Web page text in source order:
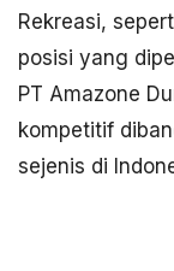
Rekreasi,
posisi yang
PT Amazone
kompetitif
sejenis di